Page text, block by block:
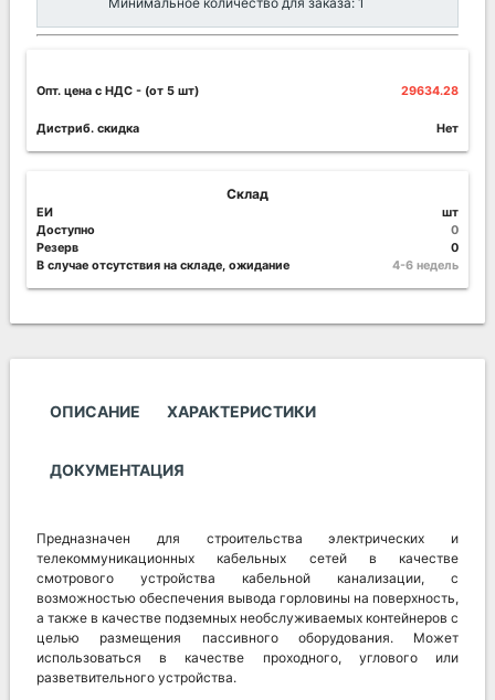
Опт. цена c НДС - (от 5 шт) 29634.28
Дистриб. скидка Нет
Склад
ЕИ
шт
Доступно
0
Резерв
0
В случае отсутствия на складе, ожидание
4-6 недель
ОПИСАНИЕ ХАРАКТЕРИСТИКИ
ДОКУМЕНТАЦИЯ
Предназначен для строительства электрических и
телекоммуникационных кабельных сетей в качестве
смотрового устройства кабельной канализации, с
возможностью обеспечения вывода горловины на поверхность,
а также в качестве подземных необслуживаемых контейнеров с
целью размещения пассивного оборудования. Может
использоваться в качестве проходного, углового или
разветвительного устройства.